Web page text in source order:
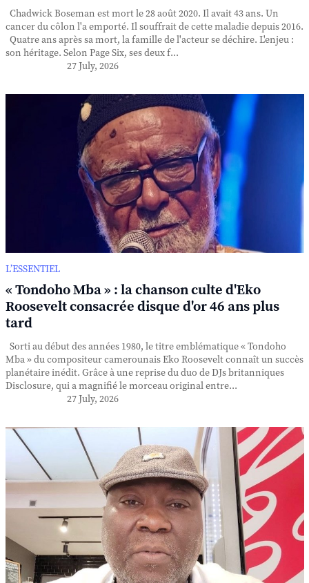
Chadwick Boseman est mort le 28 août 2020. Il avait 43 ans. Un
cancer du côlon l'a emporté. Il souffrait de cette maladie depuis 2016.
Quatre ans après sa mort, la famille de l'acteur se déchire. L'enjeu :
son héritage. Selon Page Six, ses deux f...
27 July, 2026
L’ESSENTIEL
« Tondoho Mba » : la chanson culte d'Eko
Roosevelt consacrée disque d'or 46 ans plus
tard
Sorti au début des années 1980, le titre emblématique « Tondoho
Mba » du compositeur camerounais Eko Roosevelt connaît un succès
planétaire inédit. Grâce à une reprise du duo de DJs britanniques
Disclosure, qui a magnifié le morceau original entre...
27 July, 2026